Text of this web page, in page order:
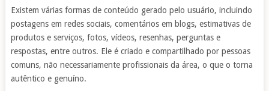
Existem várias formas de conteúdo gerado pelo usuário, incluindo
postagens em redes sociais, comentários em blogs, estimativas de
produtos e serviços, fotos, vídeos, resenhas, perguntas e
respostas, entre outros. Ele é criado e compartilhado por pessoas
comuns, não necessariamente profissionais da área, o que o torna
autêntico e genuíno.